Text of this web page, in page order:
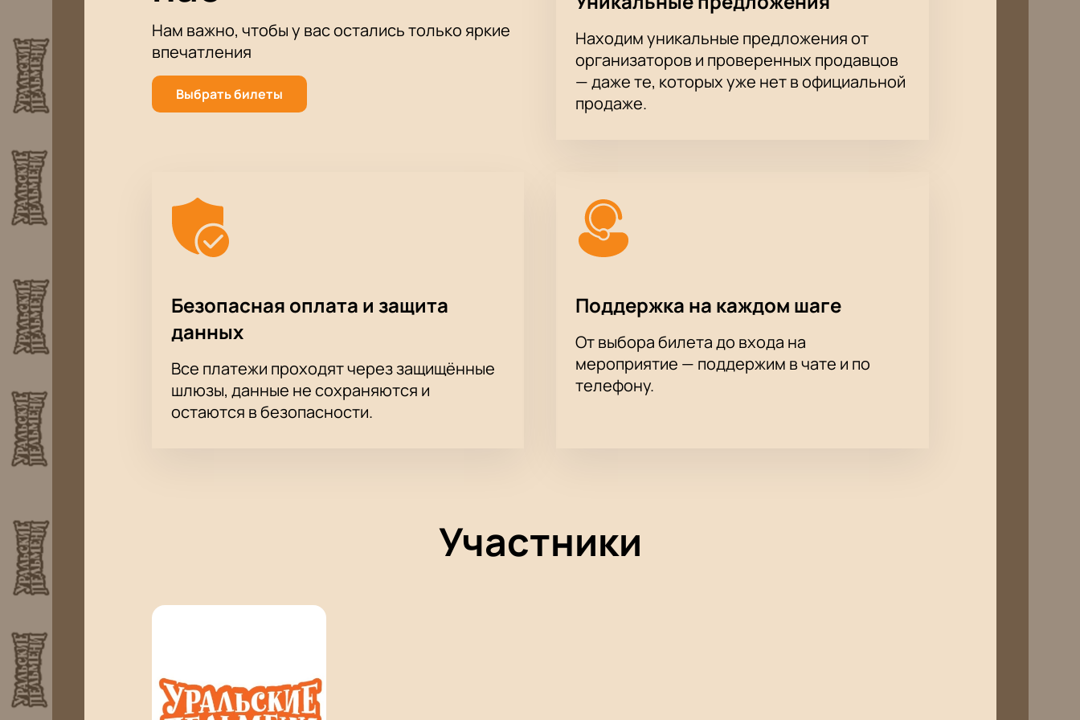
Нам важно, чтобы у вас остались только яркие
впечатления
Выбрать билеты
Находим уникальные предложения от
организаторов и проверенных продавцов
— даже те, которых уже нет в официальной
продаже.
Безопасная оплата и защита
данных
Все платежи проходят через защищённые
шлюзы, данные не сохраняются и
остаются в безопасности.
Поддержка на каждом шаге
От выбора билета до входа на
мероприятие — поддержим в чате и по
телефону.
Участники